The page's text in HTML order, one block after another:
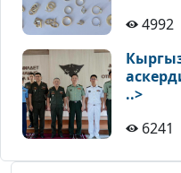
4992
..>
6241